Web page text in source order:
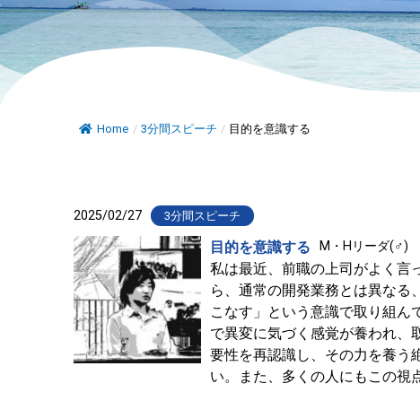
Home / 3分間スピーチ / 目的を意識する
2025/02/27 3分間スピーチ
目的を意識する M・Hリーダ(♂)
私は最近、前職の上司がよく言
ら、通常の開発業務とは異なる
こなす」という意識で取り組ん
で異変に気づく感覚が養われ、
要性を再認識し、その力を養う
い。また、多くの人にもこの視